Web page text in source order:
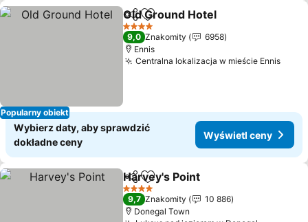
Popularny obiekt
Udostępnij
Dodaj do ulubionych
Old Ground Hotel
4 Kategoria
9,0 Znakomity
6958
Ennis
Centralna lokalizacja w mieście Ennis
Wybierz daty, aby sprawdzić
dokładne ceny
Wyświetl ceny
Udostępnij
Dodaj do ulubionych
Harvey's Point
4 Kategoria
9,7 Znakomity
10 886
Donegal Town